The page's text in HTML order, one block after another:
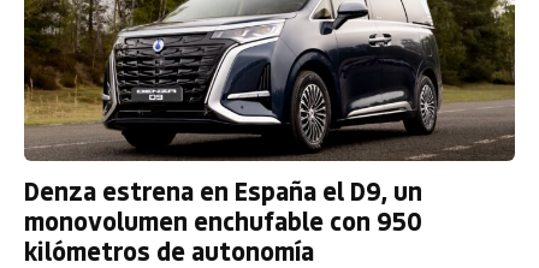
Denza estrena en España el D9, un
monovolumen enchufable con 950
kilómetros de autonomía